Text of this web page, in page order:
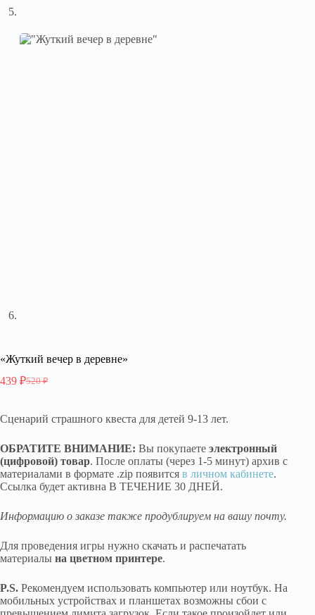
«Жуткий вечер в деревне»
520₽
Первоначальная
520 ₽.
439 ₽Текущая
439 ₽.
Сценарий страшного квеста для детей 9-13 лет.
ОБРАТИТЕ ВНИМАНИЕ: Вы покупаете электронный
(цифровой) товар. После оплаты (через 1-5 минут) архив с
материалами в формате .zip появится в личном кабинете.
Ссылка будет активна В ТЕЧЕНИЕ 30 ДНЕЙ.
Информацию о заказе также продублируем на вашу почту.
Для проведения игры нужно скачать и распечатать
материалы на цветном принтере.
P.S. Рекомендуем использовать компьютер или ноутбук. На
мобильных устройствах и планшетах возможны сбои с